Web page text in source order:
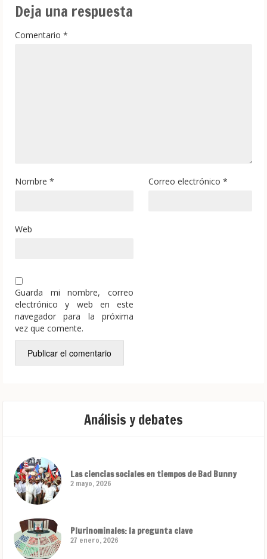
Deja una respuesta
Comentario *
Nombre * Correo electrónico *
Web
Guarda mi nombre, correo
electrónico y web en este
navegador para la próxima
vez que comente.
Análisis y debates
Las ciencias sociales en tiempos de Bad Bunny
2 mayo, 2026
Plurinominales: la pregunta clave
27 enero, 2026